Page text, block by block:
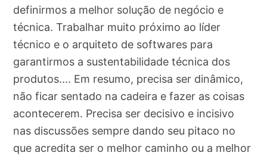
definirmos a melhor solução de negócio e
técnica. Trabalhar muito próximo ao líder
técnico e o arquiteto de softwares para
garantirmos a sustentabilidade técnica dos
produtos.... Em resumo, precisa ser dinâmico,
não ficar sentado na cadeira e fazer as coisas
acontecerem. Precisa ser decisivo e incisivo
nas discussões sempre dando seu pitaco no
que acredita ser o melhor caminho ou a melhor